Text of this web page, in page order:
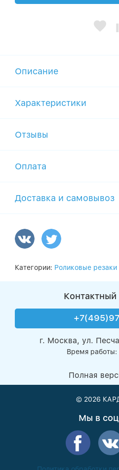
Описание
Характеристики
Отзывы
Оплата
Доставка и самовывоз
Категории: Роликовые резаки
г. Москва, ул.
Время работы:
Полная
© 2026
Мы в